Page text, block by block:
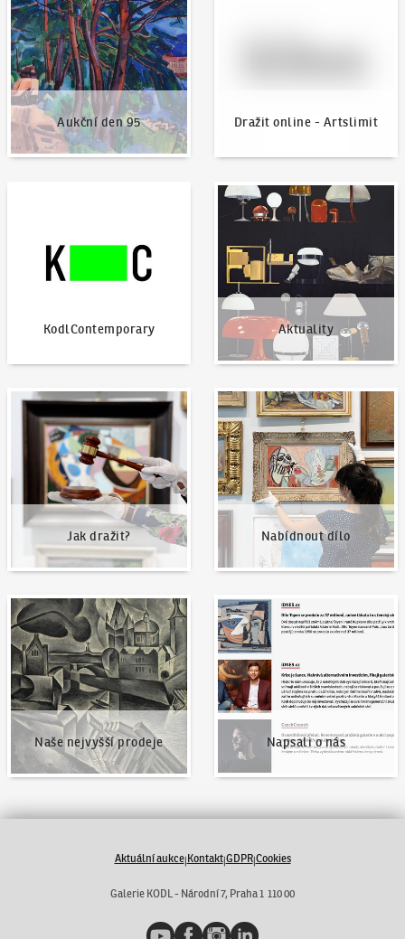
Aukční den 95 Dražit online - Artslimit
KodlContemporary Aktuality
Aktuality
Jak dražit?
Jak dražit?
Nabídnout dílo
Nabídnout dílo
Naše nejvyšší prodeje
Naše nejvyšší prodeje
Napsali o nás
Napsali o nás
Aktuální aukce|Kontakt|GDPR|Cookies
Galerie KODL - Národní 7, Praha 1 110 00
YouTubeFacebookInstagramLinkedIn